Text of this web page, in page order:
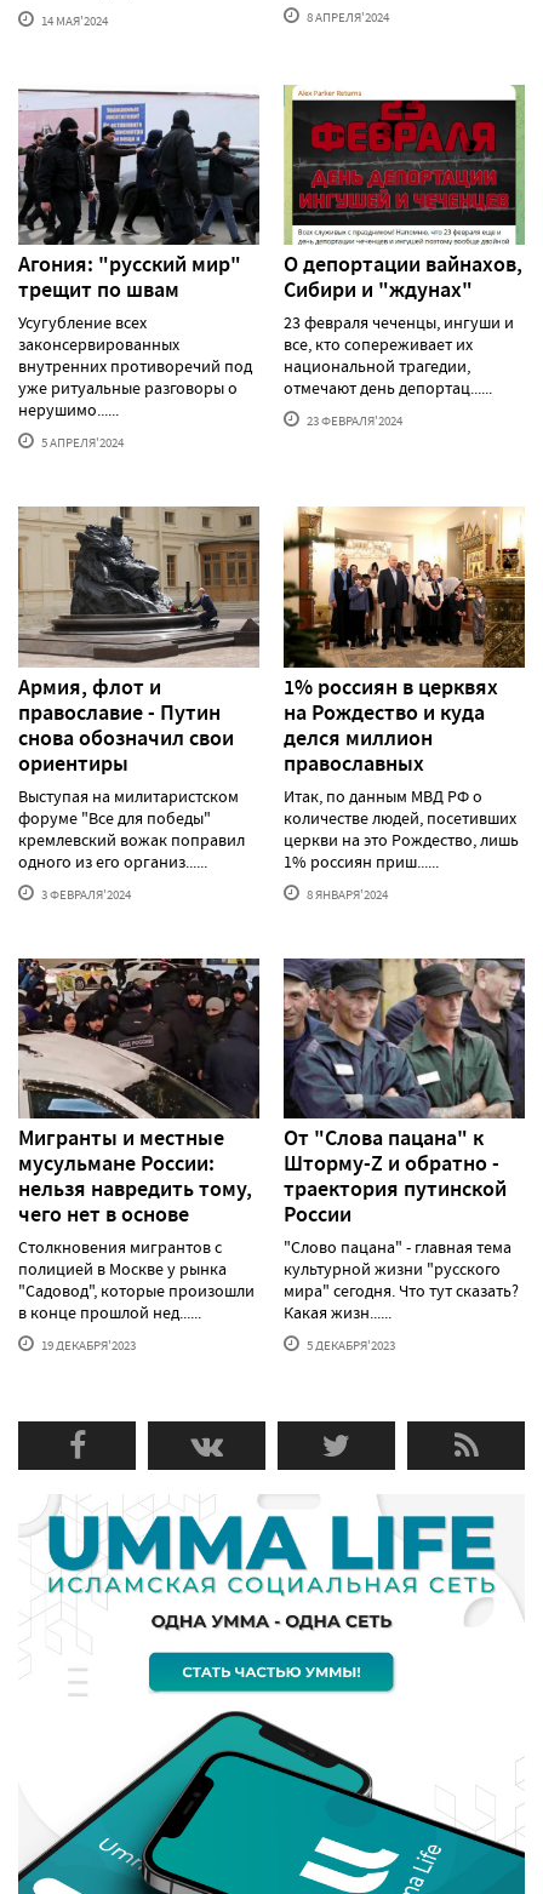
14 МАЯ'2024 8 АПРЕЛЯ'2024
Агония: "русский мир"
трещит по швам
Усугубление всех
законсервированных
внутренних противоречий под
уже ритуальные разговоры о
нерушимо......
5 АПРЕЛЯ'2024
О депортации вайнахов,
Сибири и "ждунах"
23 февраля чеченцы, ингуши и
все, кто сопереживает их
национальной трагедии,
отмечают день депортац......
23 ФЕВРАЛЯ'2024
Армия, флот и
православие - Путин
снова обозначил свои
ориентиры
Выступая на милитаристском
форуме "Все для победы"
кремлевский вожак поправил
одного из его организ......
3 ФЕВРАЛЯ'2024
1% россиян в церквях
на Рождество и куда
делся миллион
православных
Итак, по данным МВД РФ о
количестве людей, посетивших
церкви на это Рождество, лишь
1% россиян приш......
8 ЯНВАРЯ'2024
Мигранты и местные
мусульмане России:
нельзя навредить тому,
чего нет в основе
Столкновения мигрантов с
полицией в Москве у рынка
"Садовод", которые произошли
в конце прошлой нед......
19 ДЕКАБРЯ'2023
От "Слова пацана" к
Шторму-Z и обратно -
траектория путинской
России
"Слово пацана" - главная тема
культурной жизни "русского
мира" сегодня. Что тут сказать?
Какая жизн......
5 ДЕКАБРЯ'2023